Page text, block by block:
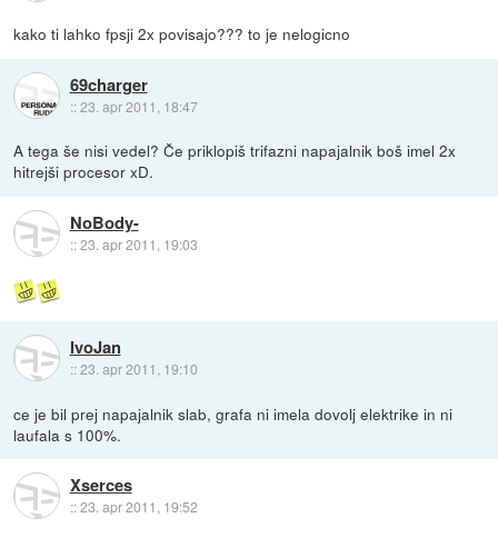
kako ti lahko fpsji 2x povisajo??? to je nelogicno
69charger
::23. apr 2011, 18:47
A tega še nisi vedel? Če priklopiš trifazni napajalnik boš imel 2x
hitrejši procesor xD.
NoBody-
::23. apr 2011, 19:03
IvoJan
::23. apr 2011, 19:10
ce je bil prej napajalnik slab, grafa ni imela dovolj elektrike in ni
laufala s 100%.
Xserces
::23. apr 2011, 19:52